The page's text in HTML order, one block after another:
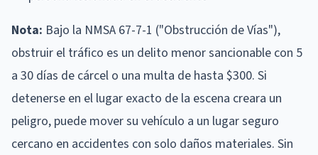
Nota: Bajo la NMSA 67-7-1 ("Obstrucción de Vías"),
obstruir el tráfico es un delito menor sancionable con 5
a 30 días de cárcel o una multa de hasta $300. Si
detenerse en el lugar exacto de la escena creara un
peligro, puede mover su vehículo a un lugar seguro
cercano en accidentes con solo daños materiales. Sin